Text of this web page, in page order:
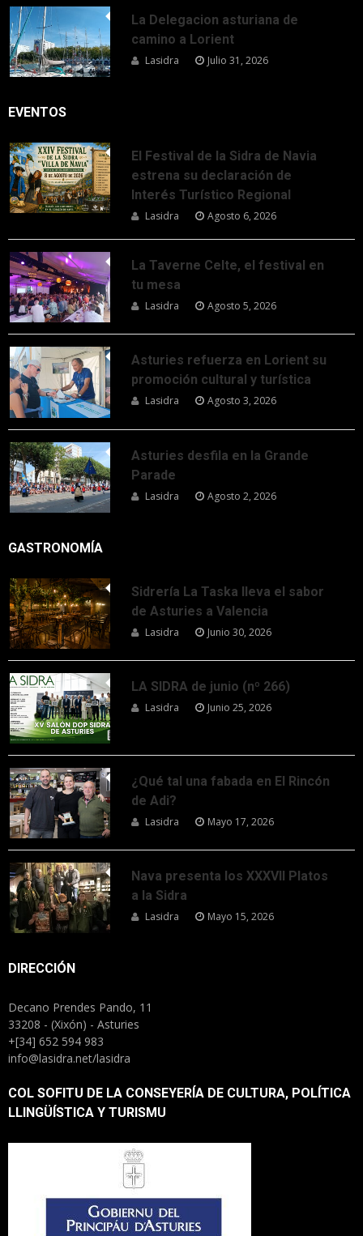
La Delegacion asturiana de
camino a Lorient
Lasidra Julio 31, 2026
EVENTOS
El Festival de la Sidra de Navia
estrena su declaración de
Interés Turístico Regional
Lasidra Agosto 6, 2026
La Taverne Celte, el festival en
tu mesa
Lasidra Agosto 5, 2026
Asturies refuerza en Lorient su
promoción cultural y turística
Lasidra Agosto 3, 2026
Asturies desfila en la Grande
Parade
Lasidra Agosto 2, 2026
GASTRONOMÍA
Sidrería La Taska lleva el sabor
de Asturies a Valencia
Lasidra Junio 30, 2026
LA SIDRA de junio (nº 266)
Lasidra Junio 25, 2026
¿Qué tal una fabada en El Rincón
de Adi?
Lasidra Mayo 17, 2026
Nava presenta los XXXVII Platos
a la Sidra
Lasidra Mayo 15, 2026
DIRECCIÓN
Decano Prendes Pando, 11
33208 - (Xixón) - Asturies
+[34] 652 594 983
info@lasidra.net/lasidra
COL SOFITU DE LA CONSEYERÍA DE CULTURA, POLÍTICA
LLINGÜÍSTICA Y TURISMU